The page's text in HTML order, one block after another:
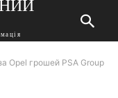
Opel грошей PSA Group